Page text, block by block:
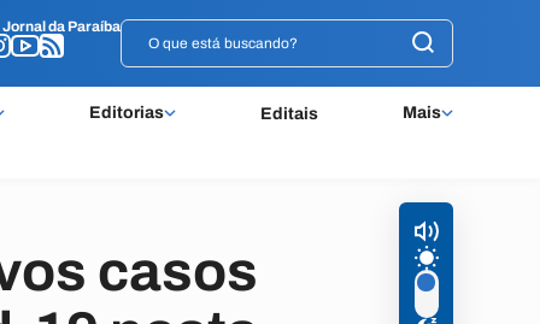
Jornal da Paraíba
Editorias Editais Mais
Jornal da Paraíba
casos